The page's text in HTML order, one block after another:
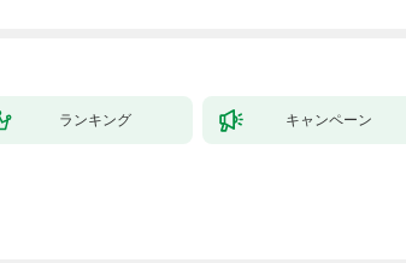
ランキング キャンペーン